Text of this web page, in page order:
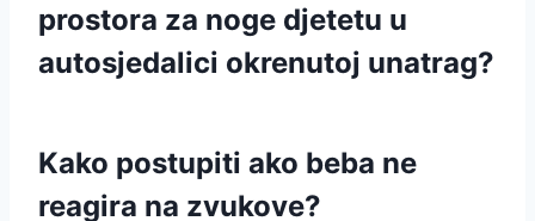
prostora za noge djetetu u
autosjedalici okrenutoj unatrag?
Kako postupiti ako beba ne
reagira na zvukove?